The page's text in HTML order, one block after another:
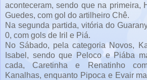
aconteceram, sendo que na primeira,
Guedes, com gol do artilheiro Chê.
Na segunda partida, vitória do
0, com gols de Iril e Piá.
No Sábado, pela categoria Novos,
Isabel, sendo que Peloco e Piába
cada, Caretinha e Renatinho
Kanalhas, enquanto Pipoca e Evair